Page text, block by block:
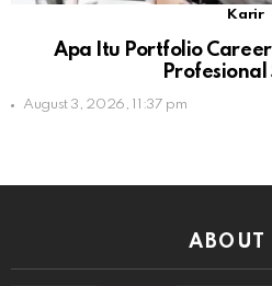
Karir
Apa Itu Portfolio
Profesional
August 3, 2026, 11:37 pm
ABOUT